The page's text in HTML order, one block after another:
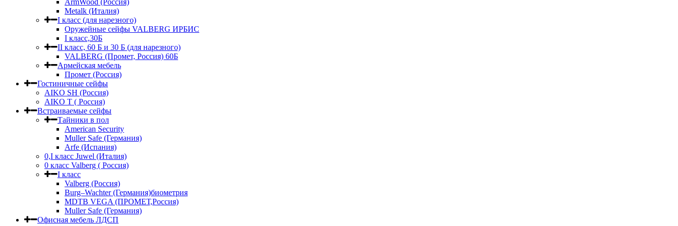
ArmWood (Россия)
Metalk (Италия)
I класс (для нарезного)
Оружейные сейфы VALBERG ИРБИС
I класс,30Б
II класс, 60 Б и 30 Б (для нарезного)
VALBERG (Промет, Россия) 60Б
Армейская мебель
Промет (Россия)
Гостиничные сейфы
AIKO SH (Россия)
AIKO Т ( Россия)
Встраиваемые сейфы
Тайники в пол
American Security
Muller Safe (Германия)
Arfe (Испания)
0,I класс Juwel (Италия)
0 класс Valberg ( Россия)
I класс
Valberg (Россия)
Burg–Wachter (Германия)биометрия
MDTB VEGA (ПРОМЕТ,Россия)
Muller Safe (Германия)
Офисная мебель ЛДСП